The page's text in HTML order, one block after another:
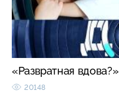
«Развратная вдова?»
20148